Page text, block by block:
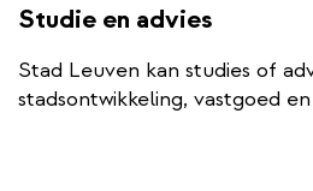
Studie en advies
Stad Leuven kan studies of
stadsontwikkeling, vastgoed